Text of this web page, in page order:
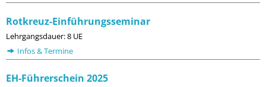
Rotkreuz-Einführungsseminar
Lehrgangsdauer: 8 UE
Infos & Termine
EH-Führerschein 2025